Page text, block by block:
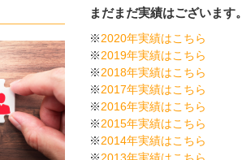
まだまだ実績はございます。
※2020年実績はこちら
※2019年実績はこちら
※2018年実績はこちら
※2017年実績はこちら
※2016年実績はこちら
※2015年実績はこちら
※2014年実績はこちら